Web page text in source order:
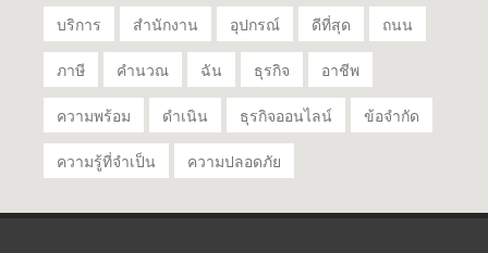
บริการ สำนักงาน อุปกรณ์ ดีที่สุด ถนน
ภาษี คำนวณ ฉัน ธุรกิจ อาชีพ
ความพร้อม ดำเนิน ธุรกิจออนไลน์ ข้อจำกัด
ความรู้ที่จำเป็น ความปลอดภัย